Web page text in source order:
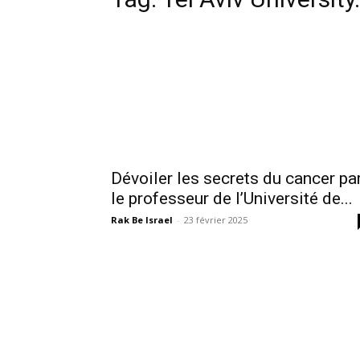
Dévoiler les secrets du cancer
le professeur de l’Université de...
Rak Be Israel - 23 février 2025